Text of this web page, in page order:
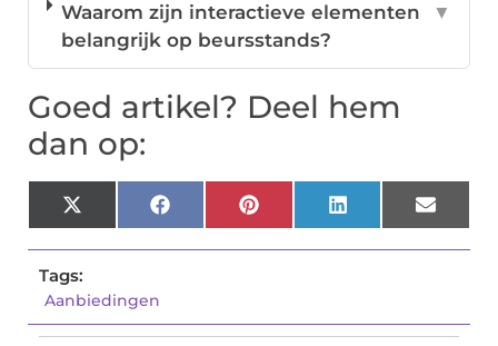
Waarom zijn interactieve elementen
belangrijk op beursstands?
▼
Goed artikel? Deel hem
dan op:
X
(Twitter)
FacebookPinterestLinkedInEmail
Tags:
Aanbiedingen